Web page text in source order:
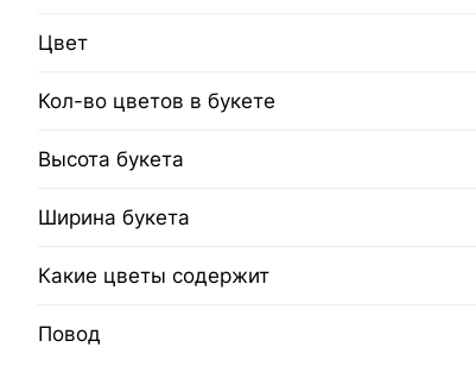
Цвет
Кол-во цветов в букете
Высота букета
Ширина букета
Какие цветы содержит
Повод